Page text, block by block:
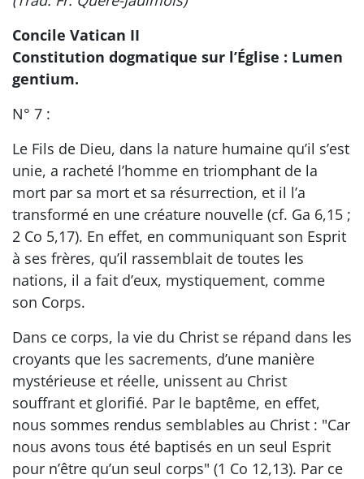
Concile Vatican II
Constitution dogmatique sur l’Église : Lumen
gentium.
N° 7 :
Le Fils de Dieu, dans la nature humaine qu’il s’est
unie, a racheté l’homme en triomphant de la
mort par sa mort et sa résurrection, et il l’a
transformé en une créature nouvelle (cf. Ga 6,15 ;
2 Co 5,17). En effet, en communiquant son Esprit
à ses frères, qu’il rassemblait de toutes les
nations, il a fait d’eux, mystiquement, comme
son Corps.
Dans ce corps, la vie du Christ se répand dans les
croyants que les sacrements, d’une manière
mystérieuse et réelle, unissent au Christ
souffrant et glorifié. Par le baptême, en effet,
nous sommes rendus semblables au Christ : "Car
nous avons tous été baptisés en un seul Esprit
pour n’être qu’un seul corps" (1 Co 12,13). Par ce